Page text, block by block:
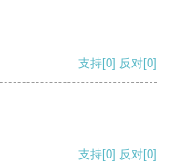
支持[0] 反对[0]
支持[0] 反对[0]